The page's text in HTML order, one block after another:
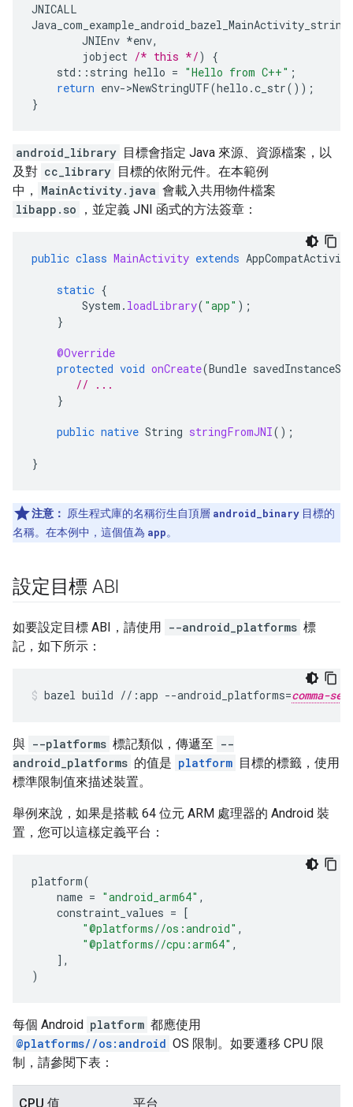
JNICALL
JNIEnv *env,
jobject /* this */)
{
std :: string hello = "Hello from C++" ;
return env->NewStringUTF(hello .c_str());
}
android_library 目標會指定 Java 來源、資源檔案，以
及對 cc_library 目標的依附元件。在本範例
中，
MainActivity.java 會載入共用物件檔案
libapp.so
，並定義 JNI 函式的方法簽章：
public class MainActivity extends AppCompatActivity
static {
System . loadLibrary( "app" );
}
@Override
protected void onCreate(Bundle
// ...
}
public native String stringFromJNI();
}
注意： 原生程式庫的名稱衍生自頂層 android_binary 目標的
名稱。在本例中，這個值為 app。
設定目標 ABI
如要設定目標 ABI，請使用 --android_platforms 標
記，如下所示：
bazel build //:app --android_platforms=comma-
與 --platforms 標記類似，傳遞至 --
android_platforms 的值是 platform 目標的標籤，使用
標準限制值來描述裝置。
舉例來說，如果是搭載 64 位元 ARM 處理器的 Android 裝
置，您可以這樣定義平台：
platform(
name = "android_arm64" ,
constraint_values = [
"@platforms//os:android" ,
"@platforms//cpu:arm64" ,
],
)
每個 Android platform 都應使用
@platforms//os:android OS 限制。如要遷移 CPU 限
制，請參閱下表：
CPU 值 平台